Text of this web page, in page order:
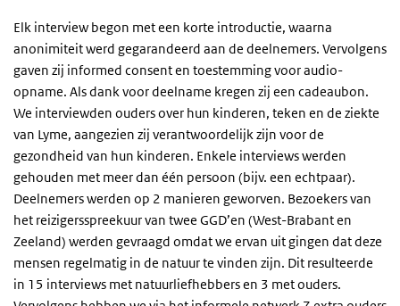
Elk interview begon met een korte introductie, waarna
anonimiteit werd gegarandeerd aan de deelnemers. Vervolgens
gaven zij informed consent en toestemming voor audio-
opname. Als dank voor deelname kregen zij een cadeaubon.
We interviewden ouders over hun kinderen, teken en de ziekte
van Lyme, aangezien zij verantwoordelijk zijn voor de
gezondheid van hun kinderen. Enkele interviews werden
gehouden met meer dan één persoon (bijv. een echtpaar).
Deelnemers werden op 2 manieren geworven. Bezoekers van
het reizigersspreekuur van twee GGD’en (West-Brabant en
Zeeland) werden gevraagd omdat we ervan uit gingen dat deze
mensen regelmatig in de natuur te vinden zijn. Dit resulteerde
in 15 interviews met natuurliefhebbers en 3 met ouders.